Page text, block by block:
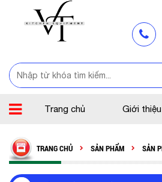
Trang chủ Giới thiệu
TRANG CHỦ SẢN PHẨM SẢN